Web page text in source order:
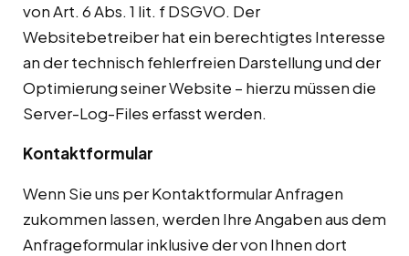
von Art. 6 Abs. 1 lit. f DSGVO. Der
Websitebetreiber hat ein berechtigtes Interesse
an der technisch fehlerfreien Darstellung und der
Optimierung seiner Website – hierzu müssen die
Server-Log-Files erfasst werden.
Kontaktformular
Wenn Sie uns per Kontaktformular Anfragen
zukommen lassen, werden Ihre Angaben aus dem
Anfrageformular inklusive der von Ihnen dort